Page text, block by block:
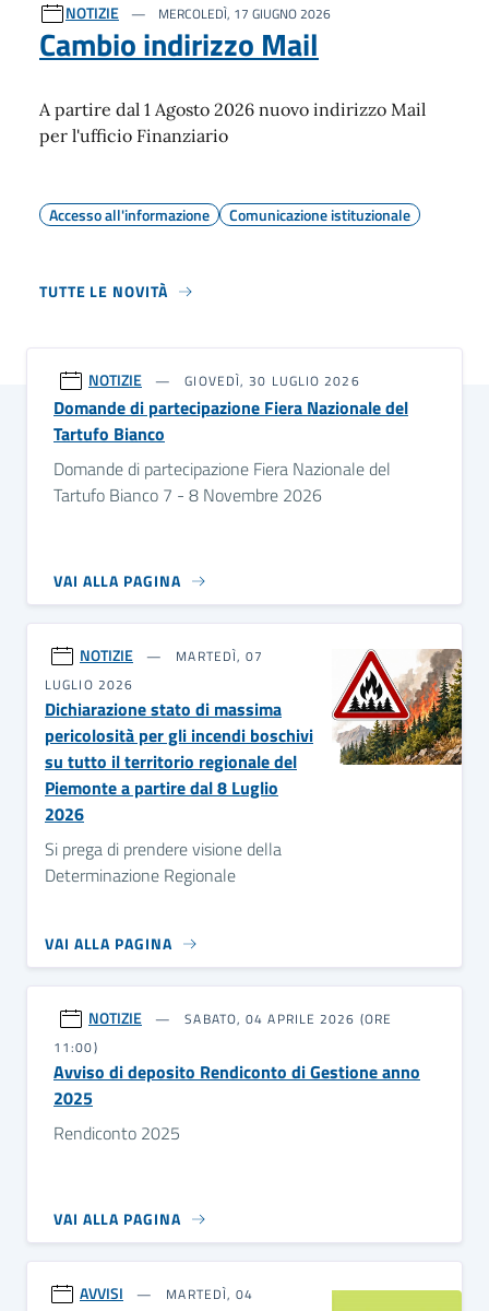
NOTIZIE MERCOLEDÌ, 17 GIUGNO 2026
Cambio indirizzo Mail
A partire dal 1 Agosto 2026 nuovo indirizzo Mail
per l'ufficio Finanziario
Accesso all'informazione Comunicazione istituzionale
TUTTE LE NOVITÀ
NOTIZIE GIOVEDÌ, 30 LUGLIO 2026
Domande di partecipazione Fiera Nazionale del
Tartufo Bianco
Domande di partecipazione Fiera Nazionale del
Tartufo Bianco 7 - 8 Novembre 2026
VAI ALLA PAGINA
NOTIZIE
MARTEDÌ, 07
LUGLIO 2026
Dichiarazione stato di massima
pericolosità per gli incendi boschivi
su tutto il territorio regionale del
Piemonte a partire dal 8 Luglio
2026
Si prega di prendere visione della
Determinazione Regionale
VAI ALLA PAGINA
NOTIZIE
SABATO, 04 APRILE 2026 (ORE
11:00)
Avviso di deposito Rendiconto di Gestione anno
2025
Rendiconto 2025
VAI ALLA PAGINA
AVVISI
MARTEDÌ, 04